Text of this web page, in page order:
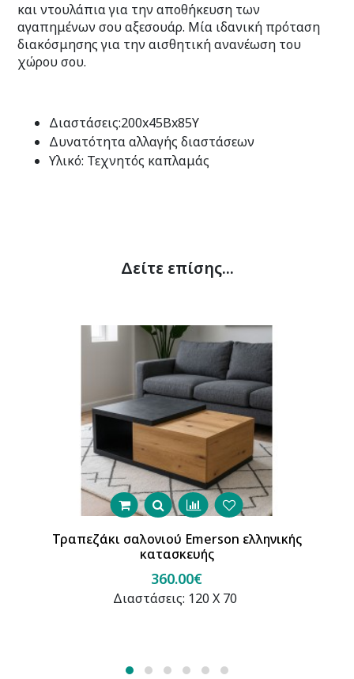
και ντουλάπια για την αποθήκευση των
αγαπημένων σου αξεσουάρ. Μία ιδανική πρόταση
διακόσμησης για την αισθητική ανανέωση του
χώρου σου.
Διαστάσεις:200x45Bx85Y
Δυνατότητα αλλαγής διαστάσεων
Υλικό: Τεχνητός καπλαμάς
Δείτε επίσης...
Τραπεζάκι σαλονιού Emerson ελληνικής
κατασκευής
360.00€
Διαστάσεις: 120 Χ 70